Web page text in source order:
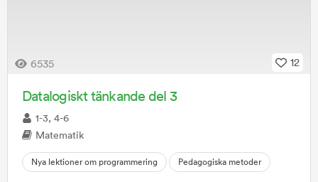
6535 12
Datalogiskt tänkande del 3
1-3, 4-6
Matematik
Nya lektioner om programmering Pedagogiska metoder